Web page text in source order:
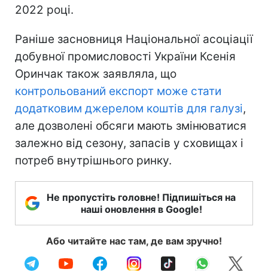
2022 році.
Раніше засновниця Національної асоціації
добувної промисловості України Ксенія
Оринчак також заявляла, що
контрольований експорт може стати
додатковим джерелом коштів для галузі,
але дозволені обсяги мають змінюватися
залежно від сезону, запасів у сховищах і
потреб внутрішнього ринку.
Не пропустіть головне! Підпишіться на
наші оновлення в Google!
Або читайте нас там, де вам зручно!